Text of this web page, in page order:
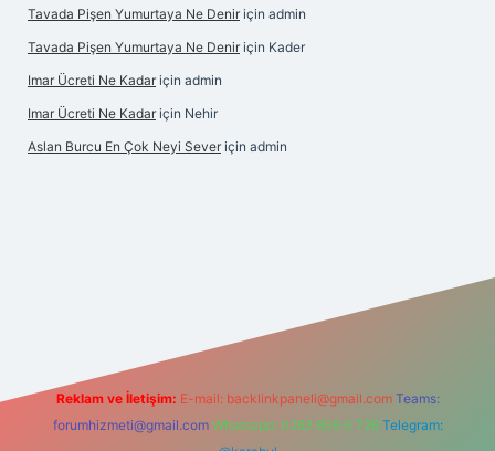
Tavada Pişen Yumurtaya Ne Denir için admin
Tavada Pişen Yumurtaya Ne Denir için Kader
Imar Ücreti Ne Kadar için admin
Imar Ücreti Ne Kadar için Nehir
Aslan Burcu En Çok Neyi Sever için admin
Reklam ve İletişim: E-mail: backlinkpaneli@gmail.com Teams:
forumhizmeti@gmail.com Whatsapp: 0262 606 0 726 Telegram: